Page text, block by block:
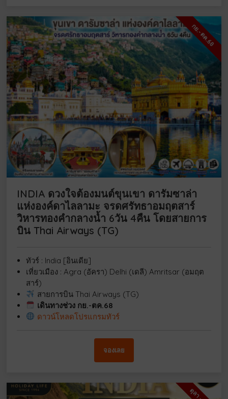
กย.-ตค.68
INDIA ดวงใจต้องมนต์ขุนเขา ดารัมซาล่า
แห่งองค์ดาไลลามะ จรดศรัทธาอมฤตสาร์
วิหารทองคำกลางน้ำ 6วัน 4คืน โดยสายการ
บิน Thai Airways (TG)
ทัวร์ : India [อินเดีย]
เที่ยวเมือง : Agra (อัครา) Delhi (เดลี) Amritsar (อมฤต
สาร์)
สายการบิน Thai Airways (TG)
เดินทางช่วง กย.-ตค.68
ดาวน์โหลดโปรแกรมทัวร์
จองเลย